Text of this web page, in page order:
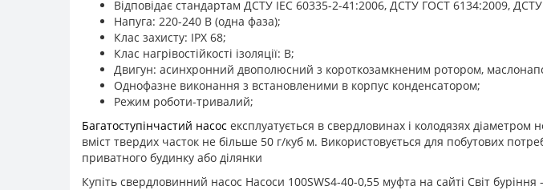
Відповідає стандартам ДСТУ ІЕС 60335-2-41:2006, ДСТУ ГОСТ 6134:2009,
Напуга: 220-240 В (одна фаза);
Клас захисту: ІРХ 68;
Клас нагрівостійкості ізоляції: В;
Двигун: асинхронний двополюсний з короткозамкненим ротором,
Однофазне виконання з встановленими в корпус конденсатором;
Режим роботи-тривалий;
Багатоступінчастий насос експлуатується в свердловинах і колодязях
вміст твердих часток не більше 50 г/куб м. Використовується для побутових
приватного будинку або ділянки
Купіть свердловинний насос Насоси 100SWS4-40-0,55 муфта на сайті Світ